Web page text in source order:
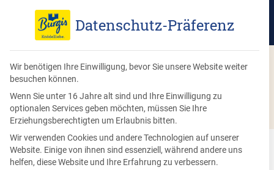
Zur Rezept-Übersicht
Herbstliche
Datenschutz-Präferenz
Wir benötigen Ihre Einwilligung, bevor Sie unsere Website weiter
besuchen können.
Wenn Sie unter 16 Jahre alt sind und Ihre Einwilligung zu
optionalen Services geben möchten, müssen Sie Ihre
Erziehungsberechtigten um Erlaubnis bitten.
Wir verwenden Cookies und andere Technologien auf unserer
Website. Einige von ihnen sind essenziell, während andere uns
helfen, diese Website und Ihre Erfahrung zu verbessern.